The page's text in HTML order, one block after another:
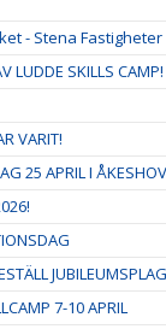
- Stena Fastigheter
LUDDE SKILLS CAMP!
VARIT!
25 APRIL I
7-10 APRIL